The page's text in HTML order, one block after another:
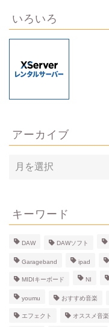
いろいろ
アーカイブ
ア
ー
ブ
キーワード
DAW DAWソフト
Garageband ipad
MIDIキーボード NI
youmu おすすめ音楽
エフェクト オススメ音楽